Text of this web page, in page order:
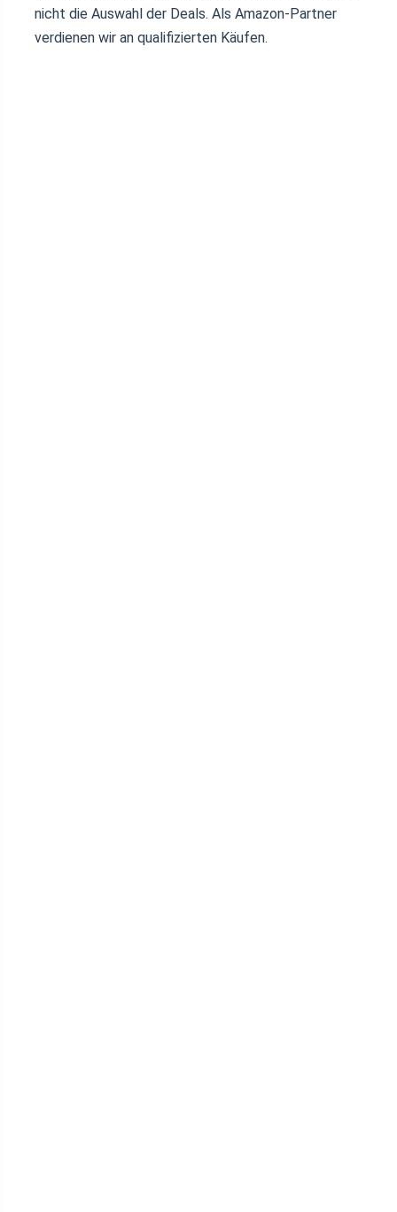
nicht die Auswahl der Deals. Als Amazon-Partner
verdienen wir an qualifizierten Käufen.